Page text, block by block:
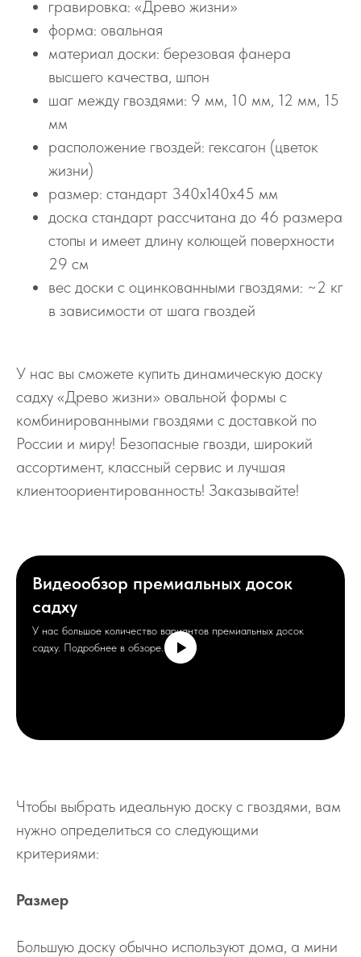
гравировка: «Древо жизни»
форма: овальная
материал доски: березовая фанера
высшего качества, шпон
шаг между гвоздями: 9 мм, 10 мм, 12 мм, 15
мм
расположение гвоздей: гексагон (цветок
жизни)
размер: стандарт 340х140х45 мм
доска стандарт рассчитана до 46 размера
стопы и имеет длину колющей поверхности
29 см
вес доски с оцинкованными гвоздями: ~2 кг
в зависимости от шага гвоздей
У нас вы сможете купить динамическую доску
садху «Древо жизни» овальной формы с
комбинированными гвоздями с доставкой по
России и миру! Безопасные гвозди, широкий
ассортимент, классный сервис и лучшая
клиентоориентированность! Заказывайте!
Видеообзор премиальных досок
садху
У нас большое количество вариантов премиальных досок
садху. Подробнее в обзоре.
Чтобы выбрать идеальную доску с гвоздями, вам
нужно определиться со следующими
критериями:
Размер
Большую доску обычно используют дома, а мини